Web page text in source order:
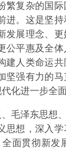
复杂的国
。这是坚持
展理念、
公平惠及全
建人类命运
坚强有力的
化进一步全面
毛泽东思想
想，深入
面贯彻新发